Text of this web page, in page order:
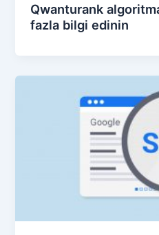
Qwanturank
fazla bilgi edinin